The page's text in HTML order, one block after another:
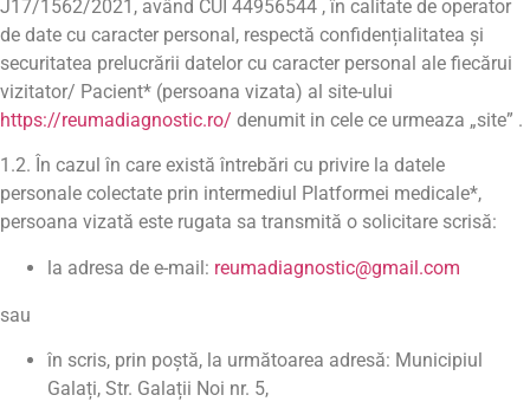
J17/1562/2021, având CUI 44956544 , în calitate de operator
de date cu caracter personal, respectă confidențialitatea și
securitatea prelucrării datelor cu caracter personal ale fiecărui
vizitator/ Pacient* (persoana vizata) al site-ului
https://reumadiagnostic.ro/ denumit in cele ce urmeaza „site” .
1.2. În cazul în care există întrebări cu privire la datele
personale colectate prin intermediul Platformei medicale*,
persoana vizată este rugata sa transmită o solicitare scrisă:
la adresa de e-mail: reumadiagnostic@gmail.com
sau
în scris, prin poștă, la următoarea adresă: Municipiul
Galați, Str. Galații Noi nr. 5,